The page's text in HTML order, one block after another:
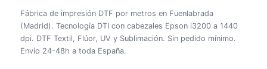
Fábrica de impresión DTF por metros en Fuenlabrada
(Madrid). Tecnología DTI con cabezales Epson i3200 a 1440
dpi. DTF Textil, Flúor, UV y Sublimación. Sin pedido mínimo.
Envío 24-48h a toda España.